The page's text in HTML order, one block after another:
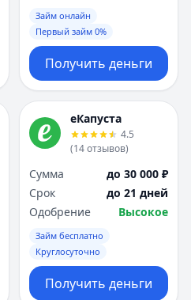
Займ онлайн
Первый займ 0%
Получить деньги
еКапуста
4.5
(14отзывов)
Сумма
до 30 000 ₽
Срок
до 21 дней
Одобрение
Высокое
Займ бесплатно
Круглосуточно
Получить деньги